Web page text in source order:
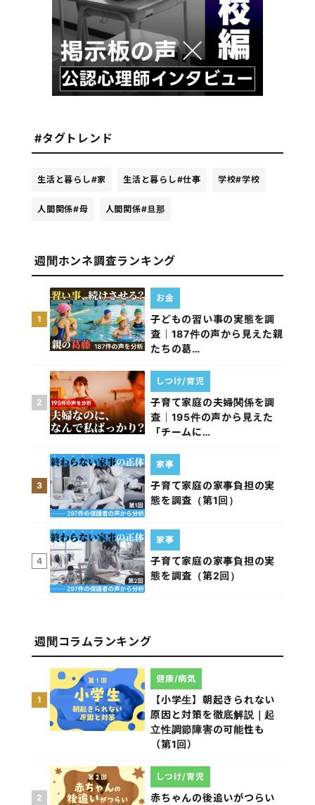
#タグトレンド
生活と暮らし#家 生活と暮らし#仕事 学校#学校
人間関係#母 人間関係#旦那
週間ホンネ調査ランキング
1
子どもの習い事の実態を調
査｜187件の声から見えた親
たちの葛…
お金
2
子育て家庭の夫婦関係を調
査｜195件の声から見えた
「チームに…
しつけ/育児
3
子育て家庭の家事負担の実
態を調査（第1回）
家事
4
子育て家庭の家事負担の実
態を調査（第2回）
家事
週間コラムランキング
1
【小学生】朝起きられない
原因と対策を徹底解説｜起
立性調節障害の可能性も
（第1回）
健康/病気
2
赤ちゃんの後追いがつらい
しつけ/育児